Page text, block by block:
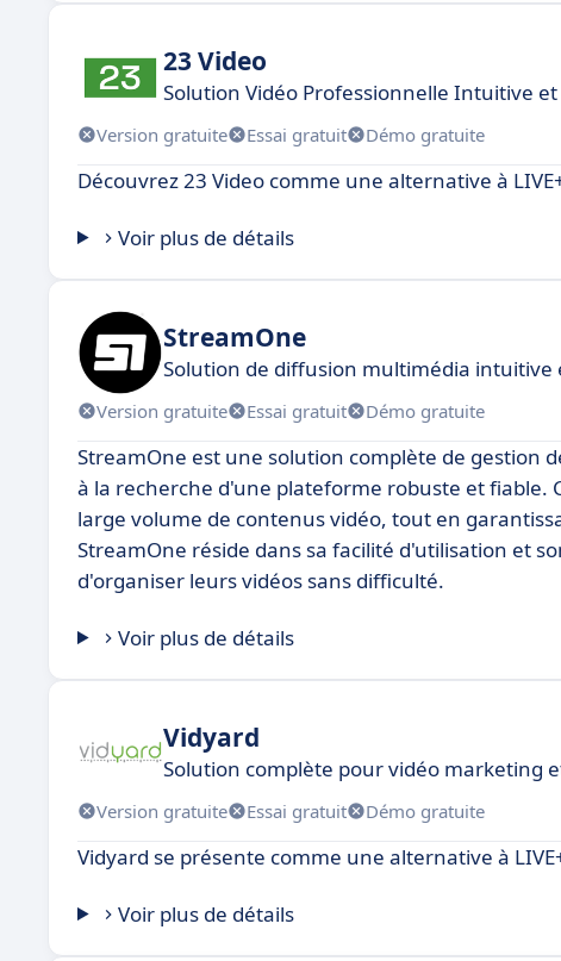
23 Video
Solution Vidéo Professionnelle Intuitive
Version gratuite Essai gratuit Démo gratuite
Découvrez 23 Video comme une alternative à
Voir plus de détails
StreamOne
Solution de diffusion multimédia intuitive
Version gratuite Essai gratuit Démo gratuite
StreamOne est une solution complète de gestion
à la recherche d'une plateforme robuste et fiable.
large volume de contenus vidéo, tout en
StreamOne réside dans sa facilité d'utilisation et
d'organiser leurs vidéos sans difficulté.
Voir plus de détails
Vidyard
Solution complète pour vidéo marketing
Version gratuite Essai gratuit Démo gratuite
Vidyard se présente comme une alternative à
Voir plus de détails